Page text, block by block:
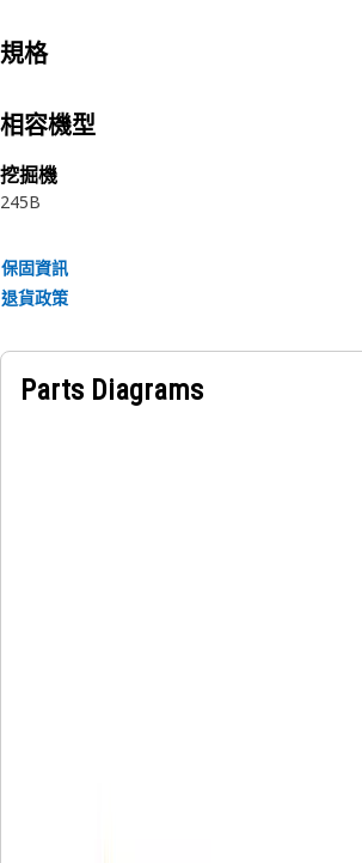
規格
相容機型
挖掘機
245B
保固資訊
退貨政策
Parts Diagrams